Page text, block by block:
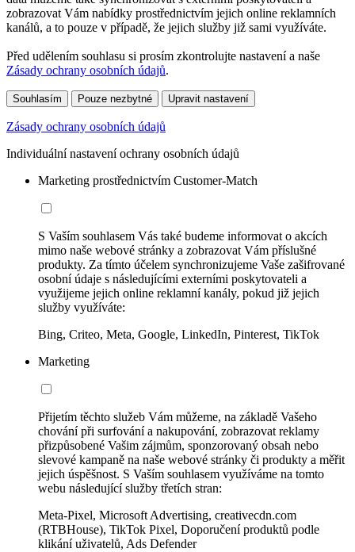
zobrazovat Vám nabídky prostřednictvím jejich online reklamních
kanálů, a to pouze v případě, že jejich služby již sami využíváte.
Před udělením souhlasu si prosím zkontrolujte nastavení a naše
Zásady ochrany osobních údajů.
Souhlasím Pouze nezbytné Upravit nastavení
Zásady ochrany osobních údajů
Individuální nastavení ochrany osobních údajů
Marketing prostřednictvím Customer-Match
S Vaším souhlasem Vás také budeme informovat o akcích
mimo naše webové stránky a zobrazovat Vám příslušné
produkty. Za tímto účelem synchronizujeme Vaše zašifrované
osobní údaje s následujícími externími poskytovateli a
využijeme jejich online reklamní kanály, pokud již jejich
služby využíváte:
Bing, Criteo, Meta, Google, LinkedIn, Pinterest, TikTok
Marketing
Přijetím těchto služeb Vám můžeme, na základě Vašeho
chování při surfování a nakupování, zobrazovat reklamy
přizpůsobené Vašim zájmům, sponzorovaný obsah nebo
slevové kampaně na naše webové stránky či produkty a měřit
jejich úspěšnost. S Vaším souhlasem využíváme na tomto
webu následující služby třetích stran:
Meta-Pixel, Microsoft Advertising, creativecdn.com
(RTBHouse), TikTok Pixel, Doporučení produktů podle
klikání uživatelů, Ads Defender